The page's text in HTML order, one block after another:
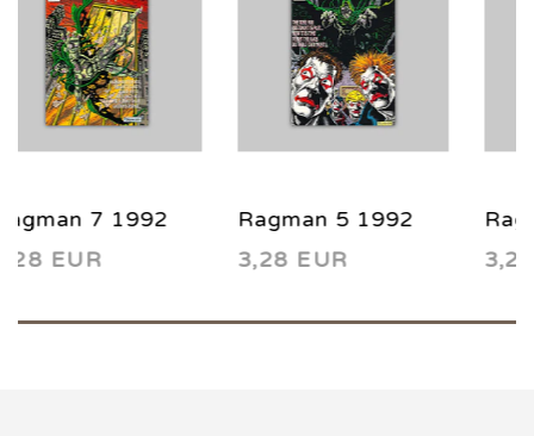
Ragman 5 1992
3,28 EUR
Ragman 4 1992
3,28 EUR